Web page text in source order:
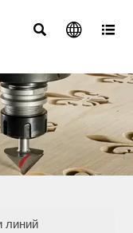
  
линий